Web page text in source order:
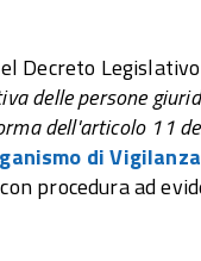
Decreto
delle persone
dell'articolo 11
di
procedura ad